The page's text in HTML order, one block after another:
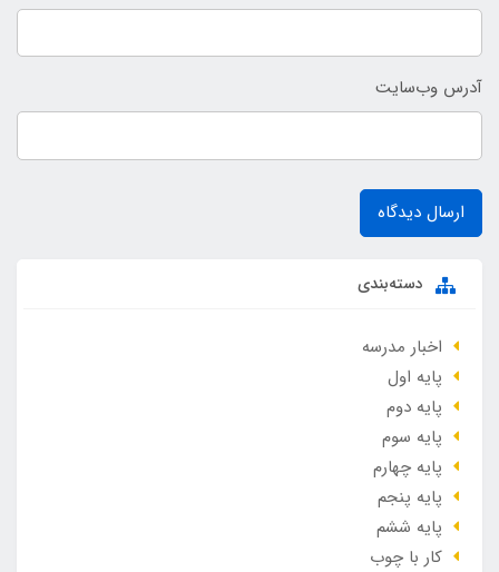
آدرس وب‌سایت
ارسال دیدگاه
دسته‌بندی
اخبار مدرسه
پایه اول
پایه دوم
پایه سوم
پایه چهارم
پایه پنجم
پایه ششم
کار با چوب